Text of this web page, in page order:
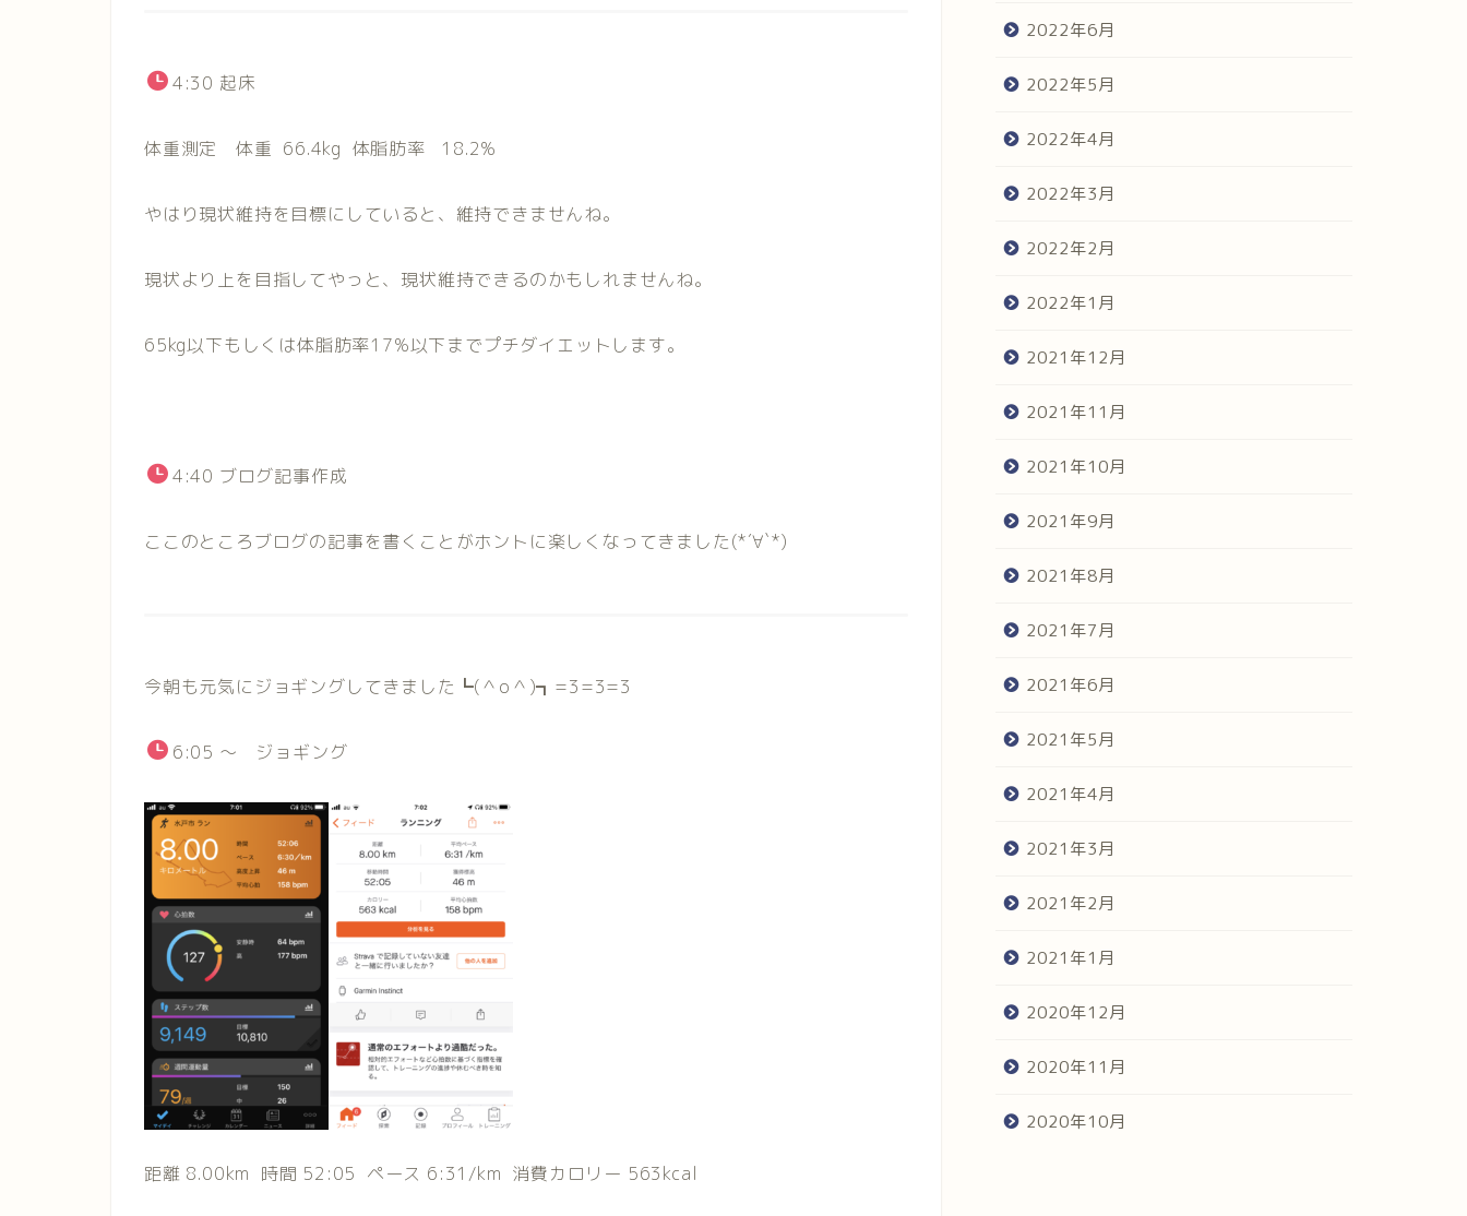
4:30 起床
体重測定 体重 66.4kg 体脂肪率 18.2%
やはり現状維持を目標にしていると、維持できませんね。
現状より上を目指してやっと、現状維持できるのかもしれませんね。
65kg以下もしくは体脂肪率17%以下までプチダイエットします。
4:40 ブログ記事作成
ここのところブログの記事を書くことがホントに楽しくなってきました(*´∀`*)
今朝も元気にジョギングしてきました┗(＾ o ＾)┓ =3=3=3
6:05 ～ ジョギング
距離 8.00km 時間 52:05 ペース 6:31/km 消費カロリー 563kcal
2022年6月
2022年5月
2022年4月
2022年3月
2022年2月
2022年1月
2021年12月
2021年11月
2021年10月
2021年9月
2021年8月
2021年7月
2021年6月
2021年5月
2021年4月
2021年3月
2021年2月
2021年1月
2020年12月
2020年11月
2020年10月